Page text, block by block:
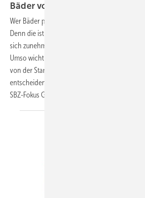
Bäder vom Profi, statt von der
Wer Bäder plant und baut, sollte sich von der
Denn die ist groß geworden, Baumärkte und
sich zunehmend in den
Umso wichtiger ist es für Profis, Kunden mehr
von der Stange“. Raumaufteilung und
entscheidende Ansatzpunkte, um sich
SBZ-Fokus Grundlagen, Praxisbeispiele und